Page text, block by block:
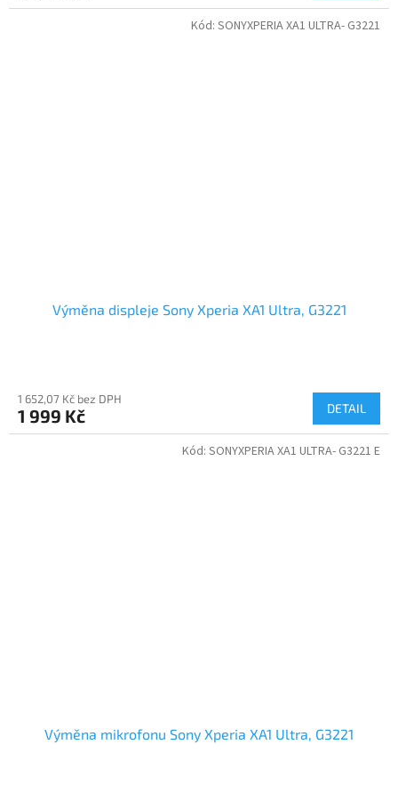
Výměna displeje Sony Xperia XA1 Ultra, G3221
1 652,07 Kč bez DPH
1 999 Kč DETAIL
Kód: SONYXPERIA XA1 ULTRA- G3221
Výměna mikrofonu Sony Xperia XA1 Ultra, G3221
Kód: SONYXPERIA XA1 ULTRA- G3221 E